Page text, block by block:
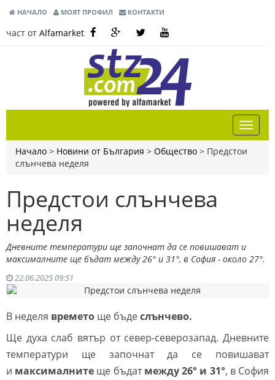
НАЧАЛО МОЯТ ПРОФИЛ КОНТАКТИ
част от Alfamarket
Начало > Новини от България > Общество > Предстои
слънчева неделя
Предстои слънчева
неделя
Дневните температури ще започнат да се повишават и
максималните ще бъдат между 26° и 31°, в София - около 27°.
22.06.2025 09:51
В неделя времето ще бъдеслънчево.
Ще духа слаб вятър от север-северозапад. Дневните
температури ще започнат да се повишават
и максималните ще бъдатмежду 26° и 31°, в София